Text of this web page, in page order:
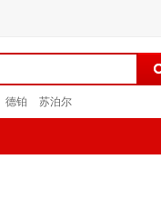
德铂 苏泊尔